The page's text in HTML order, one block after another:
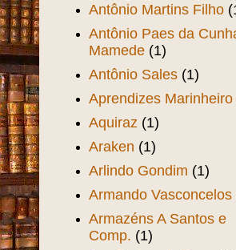
Antônio Martins Filho
Antônio Paes da
Mamede (1)
Antônio Sales (1)
Aprendizes Marinheiro
Aquiraz (1)
Araken (1)
Arlindo Gondim (1)
Armando Vasconcelos
Armazéns A Santos e
Comp. (1)